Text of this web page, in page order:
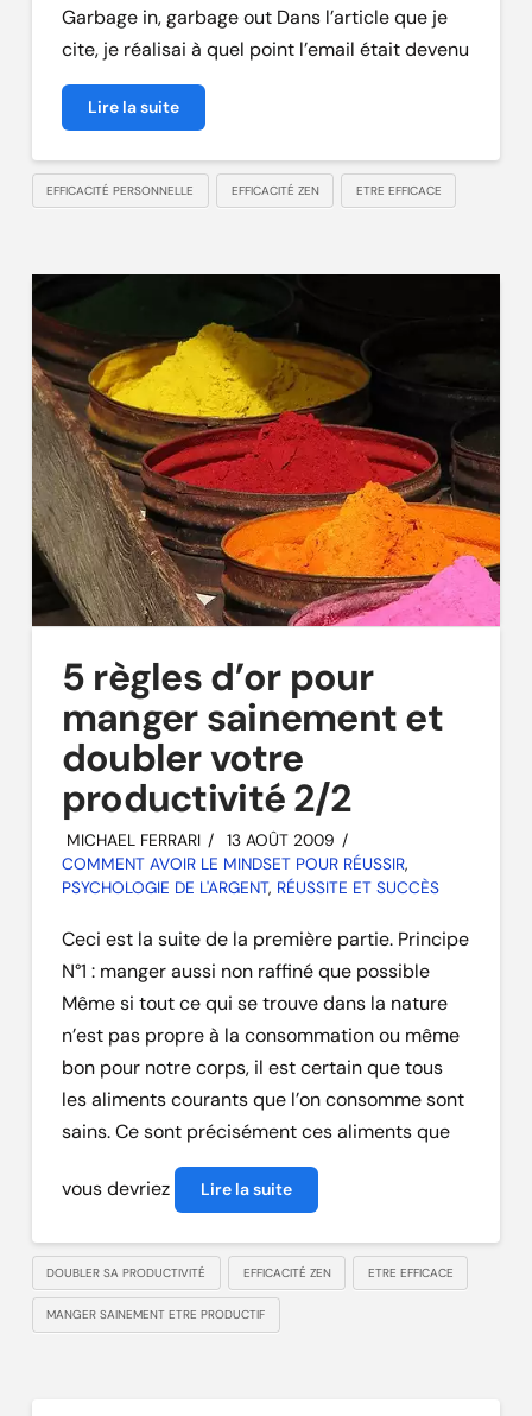
Garbage in, garbage out Dans l’article que je
cite, je réalisai à quel point l’email était devenu
Lire la suite
EFFICACITÉ PERSONNELLE EFFICACITÉ ZEN ETRE EFFICACE
5 règles d’or pour
manger sainement et
doubler votre
productivité 2/2
MICHAEL FERRARI
13 AOÛT 2009
COMMENT AVOIR LE MINDSET POUR RÉUSSIR,
PSYCHOLOGIE DE L'ARGENT, RÉUSSITE ET SUCCÈS
Ceci est la suite de la première partie. Principe
N°1 : manger aussi non raffiné que possible
Même si tout ce qui se trouve dans la nature
n’est pas propre à la consommation ou même
bon pour notre corps, il est certain que tous
les aliments courants que l’on consomme sont
sains. Ce sont précisément ces aliments que
vous devriez Lire la suite
DOUBLER SA PRODUCTIVITÉ EFFICACITÉ ZEN ETRE EFFICACE
MANGER SAINEMENT ETRE PRODUCTIF